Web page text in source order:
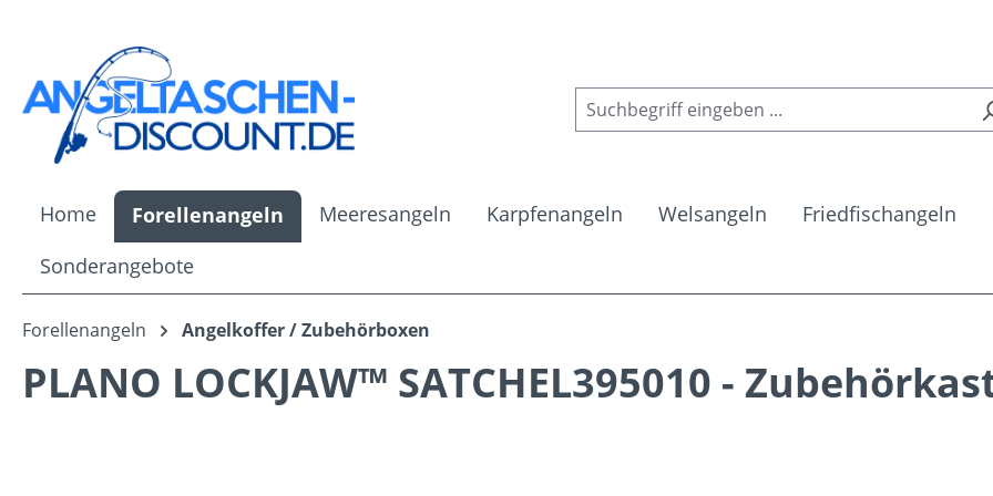
Home Forellenangeln Meeresangeln Karpfenangeln Welsangeln Friedfischangeln
Sonderangebote
Forellenangeln Angelkoffer / Zubehörboxen
PLANO LOCKJAW™ SATCHEL395010 -